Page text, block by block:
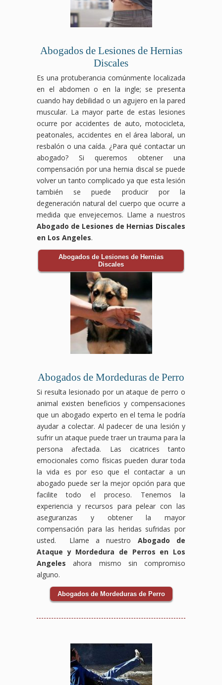
Abogados de Lesiones de Hernias
Discales
Es una protuberancia comúnmente localizada
en el abdomen o en la ingle; se presenta
cuando hay debilidad o un agujero en la pared
muscular. La mayor parte de estas lesiones
ocurre por accidentes de auto, motocicleta,
peatonales, accidentes en el área laboral, un
resbalón o una caída. ¿Para qué contactar un
abogado? Si queremos obtener una
compensación por una hernia discal se puede
volver un tanto complicado ya que esta lesión
también se puede producir por la
degeneración natural del cuerpo que ocurre a
medida que envejecemos. Llame a nuestros
Abogado de Lesiones de Hernias Discales
en Los Angeles.
Abogados de Lesiones de Hernias
Discales
Abogados de Mordeduras de Perro
Si resulta lesionado por un ataque de perro o
animal existen beneficios y compensaciones
que un abogado experto en el tema le podría
ayudar a colectar. Al padecer de una lesión y
sufrir un ataque puede traer un trauma para la
persona afectada. Las cicatrices tanto
emocionales como físicas pueden durar toda
la vida es por eso que el contactar a un
abogado puede ser la mejor opción para que
facilite todo el proceso. Tenemos la
experiencia y recursos para pelear con las
aseguranzas y obtener la mayor
compensación para las heridas sufridas por
usted. Llame a nuestro Abogado de
Ataque y Mordedura de Perros en Los
Angelesahora mismo sin compromiso
alguno.
Abogados de Mordeduras de Perro